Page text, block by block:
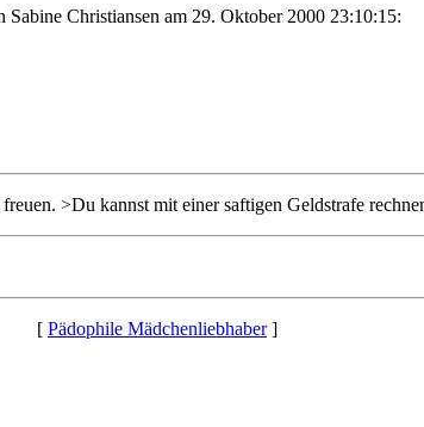
Sabine Christiansen am 29. Oktober 2000 23:10:15:
>Du kannst mit einer saftigen Geldstrafe
[ Pädophile Mädchenliebhaber]